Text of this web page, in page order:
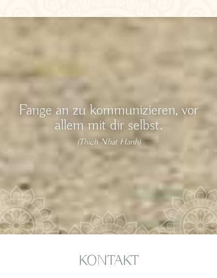
Fange an zu kommunizieren, vor
allem mit dir selbst.
(Thich Nhat Hanh)
KONTAKT